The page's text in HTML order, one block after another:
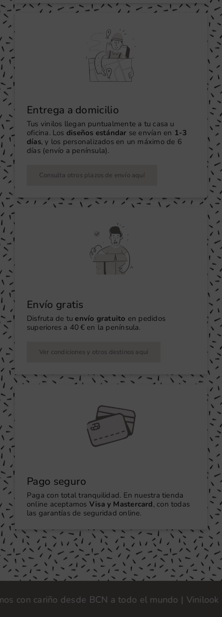
Entrega a domicilio
Tus vinilos llegan puntualmente a tu casa u
oficina. Los diseños estándar se envían en 1-3
días, y los personalizados en un máximo de 6
días (envío a península).
Consulta otros plazos de envío aquí
Envío gratis
Disfruta de tu envío gratuito en pedidos
superiores a 40 € en la península.
Ver condiciones y otros destinos aquí
Pago seguro
Paga con total tranquilidad. En nuestra tienda
online aceptamos Visa y Mastercard, con todas
las garantías de seguridad online.
desde BCN a todo el mundo | Vinilook ·